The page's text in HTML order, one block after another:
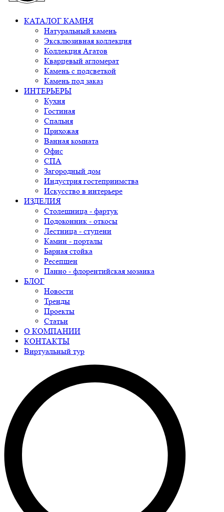
КАТАЛОГ КАМНЯ
Натуральный камень
Эксклюзивная коллекция
Коллекция Агатов
Кварцевый агломерат
Камень с подсветкой
Камень под заказ
ИНТЕРЬЕРЫ
Кухня
Гостиная
Спальня
Прихожая
Ванная комната
Офис
СПА
Загородный дом
Индустрия гостеприимства
Искусство в интерьере
ИЗДЕЛИЯ
Столешница - фартук
Подоконник - откосы
Лестница - ступени
Камин - порталы
Барная стойка
Ресепшен
Панно - флорентийская мозаика
БЛОГ
Новости
Тренды
Проекты
Статьи
О КОМПАНИИ
КОНТАКТЫ
Виртуальный тур